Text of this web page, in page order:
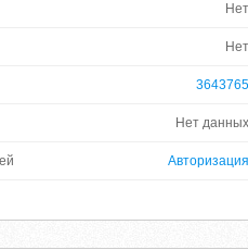
Нет
Нет
3643765
Нет данных
Авторизация